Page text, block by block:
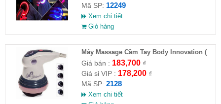
Mã SP: 12249
Xem chi tiết
Giỏ hàng
Máy Massage Cầm Tay Body Innovation (
HĐ )
Giá bán : 183,700₫
Giá sỉ VIP : 178,200₫
Mã SP: 2128
Xem chi tiết